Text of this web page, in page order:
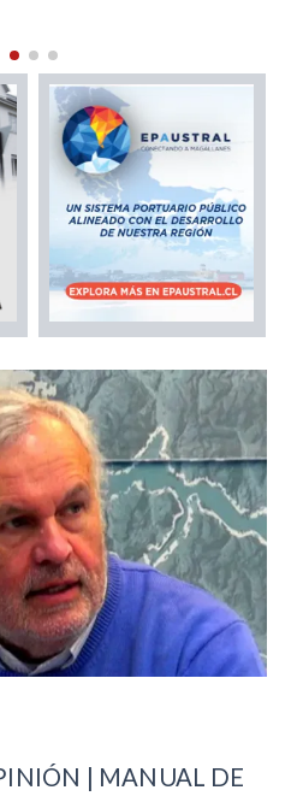
| MANUAL DE